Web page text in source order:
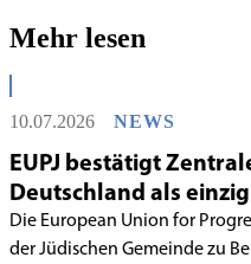
Mehr lesen
10.07.2026 NEWS
EUPJ bestätigt
Deutschland als
liberales
Die European Union for
der Jüdischen Gemeinde zu